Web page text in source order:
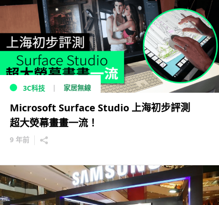
3C科技 家居無線
Microsoft Surface Studio 上海初步評測
超大熒幕畫畫一流！
9 年前